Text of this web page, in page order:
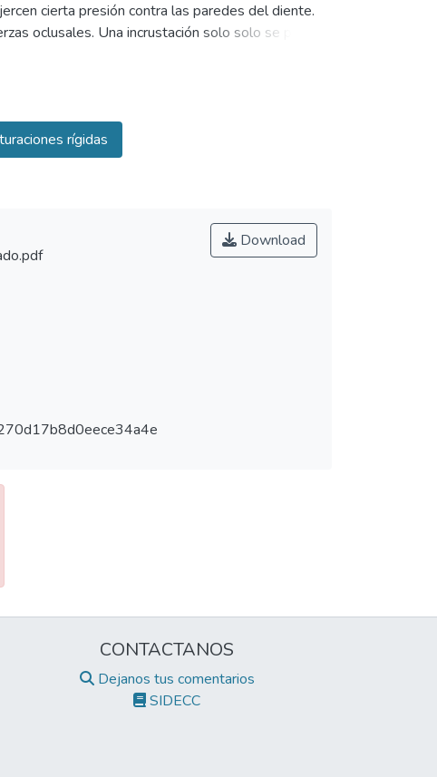
cierta presión contra las paredes del diente.
oclusales. Una incrustación solo solo se puede
la incrustación se limita a sustituir las
la incrustación, de modo que la cargo
Ios sobre esfuerzos no se concentren
de sobre fuerza se puede manifestar con varias
cúspide, Filtraciones y posteriormente nos
fallo se debe a una incrustación mal proyectada.
rígidas
Download
CONTACTANOS
Dejanos tus comentarios
SIDECC